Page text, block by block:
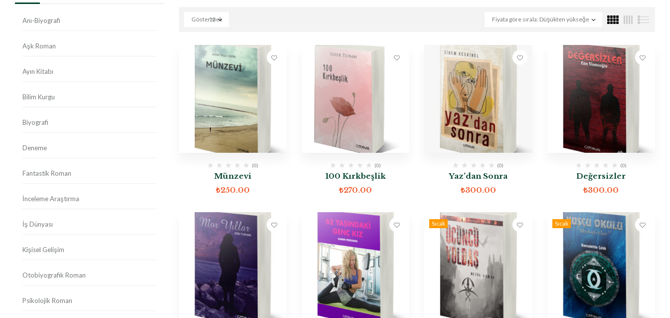
Anı-Biyografi
Aşk Roman
Ayın Kitabı
Bilim Kurgu
Biyografi
Deneme
Fantastik Roman
İnceleme Araştırma
İş Dünyası
Kişisel Gelişim
Otobiyografik Roman
Psikolojik Roman
Fiyata göre sırala: Düşükten yükseğe
Göstermek
12
(0)
Münzevi
₺250.00
(0)
100 Kırkbeşlik
₺270.00
(0)
Yaz’dan Sonra
₺300.00
(0)
Değersizler
₺300.00
Sıcak Sıcak